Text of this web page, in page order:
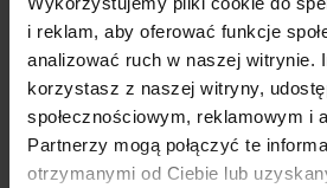
i reklam, aby oferować funkcje
analizować ruch w naszej witrynie.
korzystasz z naszej witryny,
społecznościowym, reklamowym i
Partnerzy mogą połączyć te
otrzymanymi od Ciebie lub
Koszt dostawy
Zapytaj o produkt